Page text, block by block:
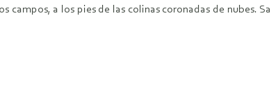
campos, a los pies de las colinas coronadas de nubes.